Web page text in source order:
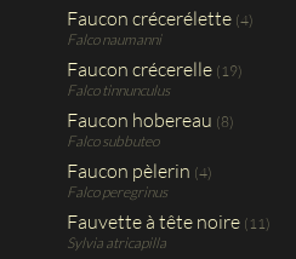
Faucon crécerélette (4)
Falco naumanni
Faucon crécerelle (19)
Falco tinnunculus
Faucon hobereau (8)
Falco subbuteo
Faucon pèlerin (4)
Falco peregrinus
Fauvette à tête noire (11)
Sylvia atricapilla